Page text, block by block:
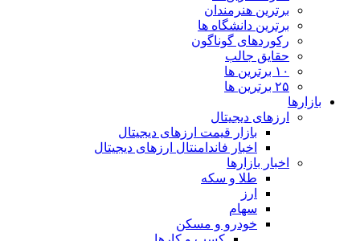
برترین هنرمندان
برترین دانشگاه ها
رکوردهای گوناگون
حقایق جالب
۱۰ برترین ها
۲۵ برترین ها
بازارها
ارزهای دیجیتال
بازار قیمت ارزهای دیجیتال
اخبار فاندامنتال ارزهای دیجیتال
اخبار بازارها
طلا و سکه
ارز
سهام
خودرو و مسکن